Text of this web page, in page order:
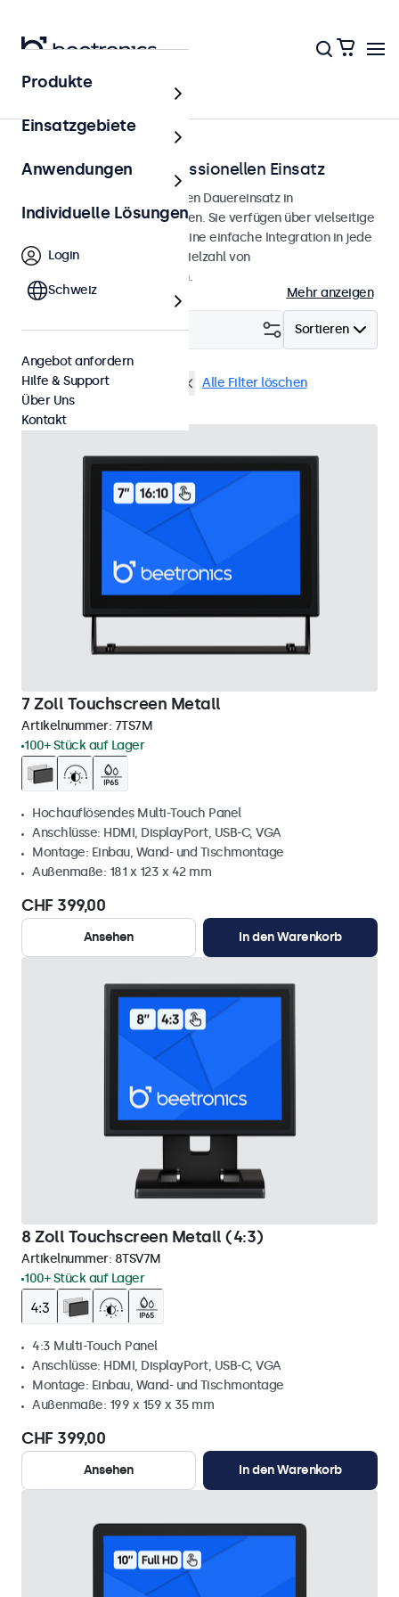
Lösungen
Displays für den professionellen Einsatz
Professionelle Displays für den Dauereinsatz in
anspruchsvollen Anwendungen. Sie verfügen über vielseitige
Montagemöglichkeiten für eine einfache Integration in jede
Umgebung und bieten eine Vielzahl von
Konfigurationsmöglichkeiten.
Mehr anzeigen
Sortieren
Filtern (29)
Touchscreen Alle Filter löschen
7 Zoll Touchscreen Metall
Artikelnummer: 7TS7M
100+ Stück auf Lager
Hochauflösendes Multi-Touch Panel
Anschlüsse: HDMI, DisplayPort, USB-C, VGA
Montage: Einbau, Wand- und Tischmontage
Außenmaße: 181 x 123 x 42 mm
CHF 399,00
Ansehen In den Warenkorb
8 Zoll Touchscreen Metall (4:3)
Artikelnummer: 8TSV7M
100+ Stück auf Lager
4:3 Multi-Touch Panel
Anschlüsse: HDMI, DisplayPort, USB-C, VGA
Montage: Einbau, Wand- und Tischmontage
Außenmaße: 199 x 159 x 35 mm
CHF 399,00
Ansehen In den Warenkorb
Produkte
Einsatzgebiete
Anwendungen
Individuelle Lösungen
Login
Schweiz
Angebot anfordern
Hilfe & Support
Über Uns
Kontakt